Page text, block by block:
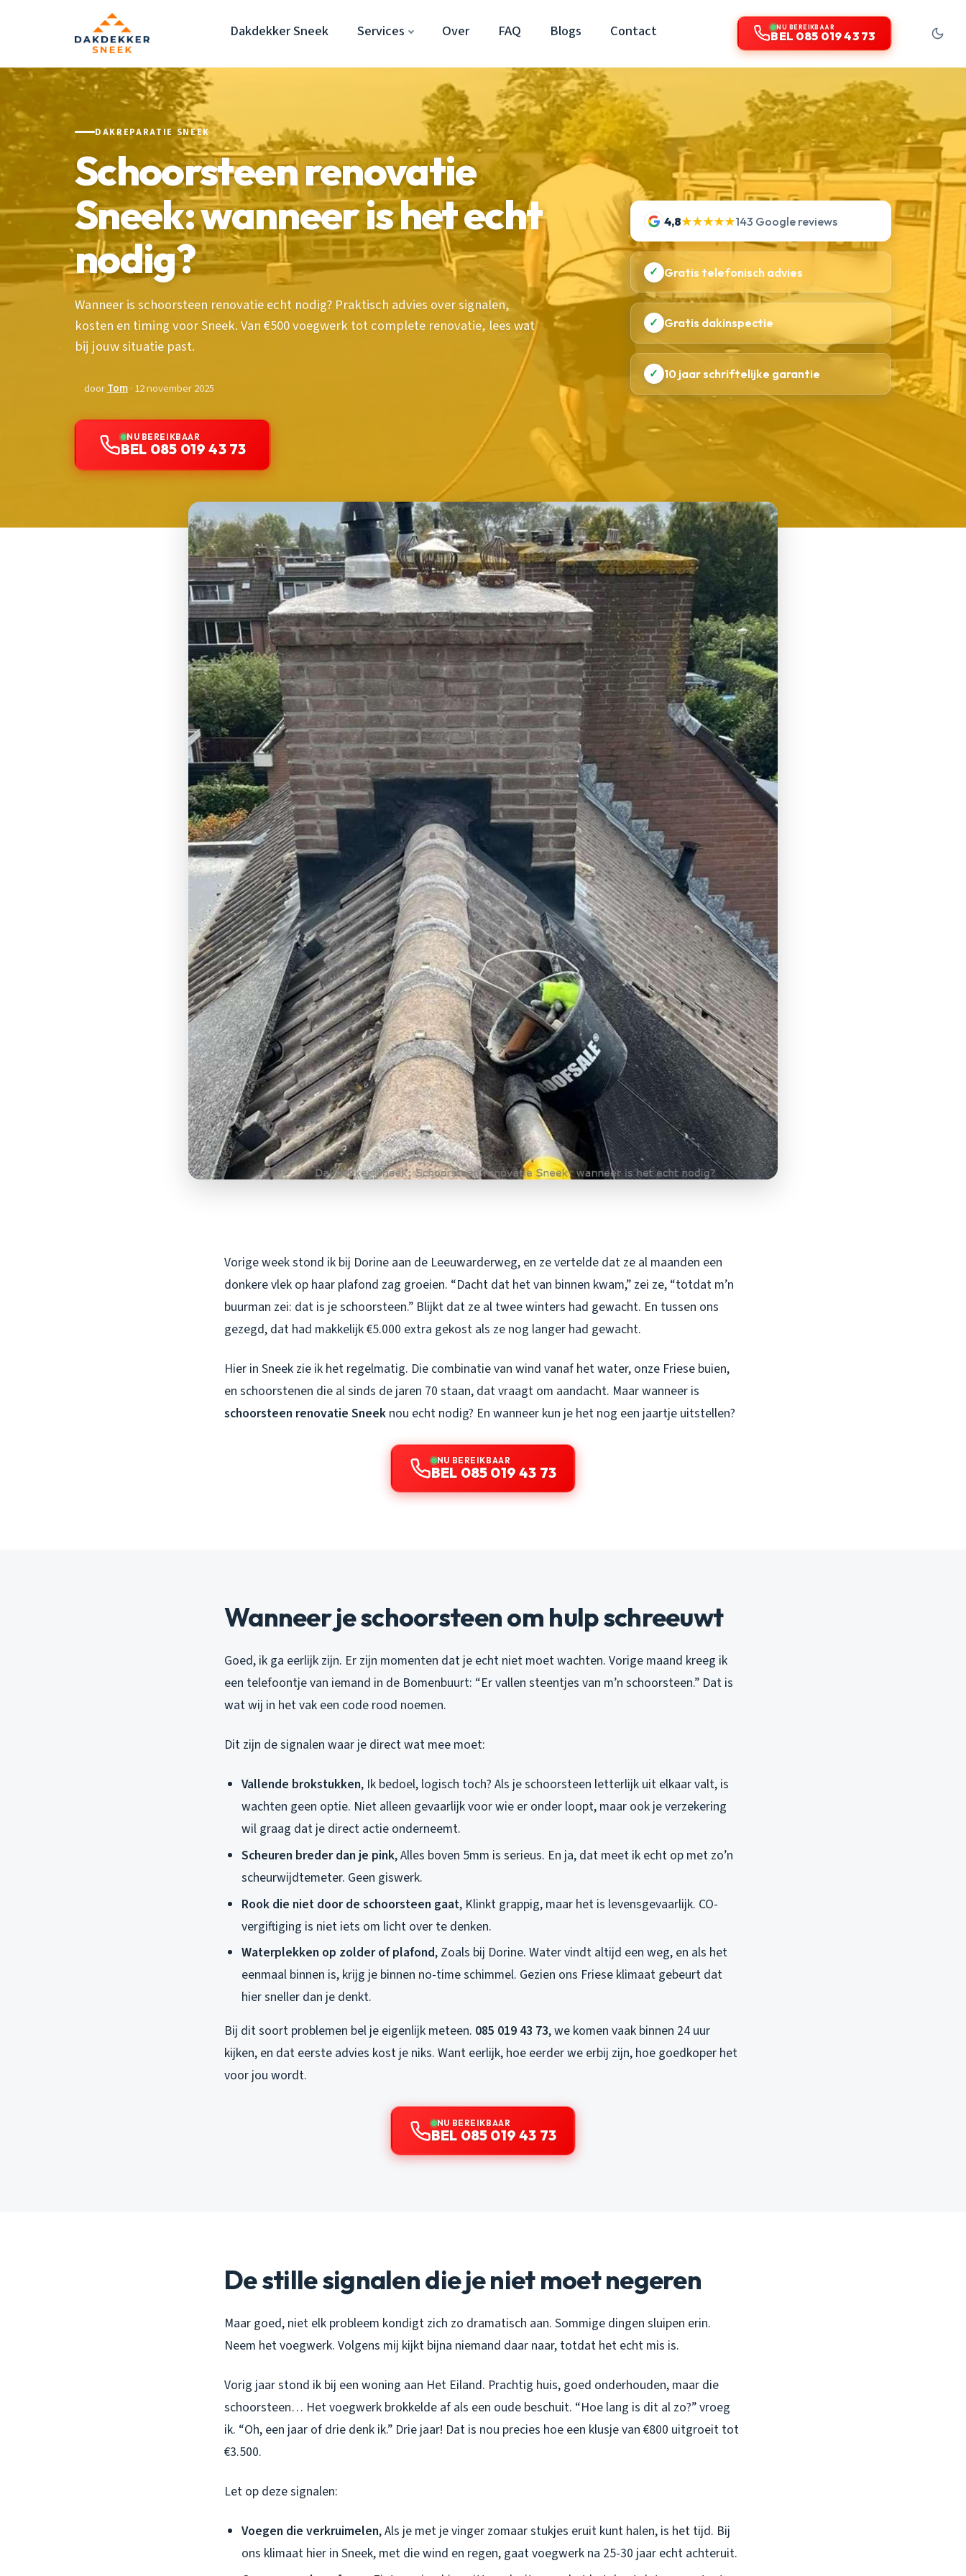
Dakdekker Sneek Services Over FAQ Blogs Contact NU BEREIKBAAR
BEL 085 019 43 73
DAKREPARATIE SNEEK
Schoorsteen renovatie
Sneek: wanneer is het echt
nodig?
Wanneer is schoorsteen renovatie echt nodig? Praktisch advies over signalen,
kosten en timing voor Sneek. Van €500 voegwerk tot complete renovatie, lees wat
bij jouw situatie past.
doorTom· 12 november 2025
NU BEREIKBAAR
BEL 085 019 43 73
4,8★★★★★143 Google reviews
✓ Gratis telefonisch advies
✓ Gratis dakinspectie
✓ 10 jaar schriftelijke garantie
Vorige week stond ik bij Dorine aan de Leeuwarderweg, en ze vertelde dat ze al maanden een
donkere vlek op haar plafond zag groeien. “Dacht dat het van binnen kwam,” zei ze, “totdat m’n
buurman zei: dat is je schoorsteen.” Blijkt dat ze al twee winters had gewacht. En tussen ons
gezegd, dat had makkelijk €5.000 extra gekost als ze nog langer had gewacht.
Hier in Sneek zie ik het regelmatig. Die combinatie van wind vanaf het water, onze Friese buien,
en schoorstenen die al sinds de jaren 70 staan, dat vraagt om aandacht. Maar wanneer is
schoorsteen renovatie Sneek nou echt nodig? En wanneer kun je het nog een jaartje uitstellen?
NU BEREIKBAAR
BEL 085 019 43 73
Wanneer je schoorsteen om hulp schreeuwt
Goed, ik ga eerlijk zijn. Er zijn momenten dat je echt niet moet wachten. Vorige maand kreeg ik
een telefoontje van iemand in de Bomenbuurt: “Er vallen steentjes van m’n schoorsteen.” Dat is
wat wij in het vak een code rood noemen.
Dit zijn de signalen waar je direct wat mee moet:
Vallende brokstukken, Ik bedoel, logisch toch? Als je schoorsteen letterlijk uit elkaar valt, is
wachten geen optie. Niet alleen gevaarlijk voor wie er onder loopt, maar ook je verzekering
wil graag dat je direct actie onderneemt.
Scheuren breder dan je pink, Alles boven 5mm is serieus. En ja, dat meet ik echt op met zo’n
scheurwijdtemeter. Geen giswerk.
Rook die niet door de schoorsteen gaat, Klinkt grappig, maar het is levensgevaarlijk. CO-
vergiftiging is niet iets om licht over te denken.
Waterplekken op zolder of plafond, Zoals bij Dorine. Water vindt altijd een weg, en als het
eenmaal binnen is, krijg je binnen no-time schimmel. Gezien ons Friese klimaat gebeurt dat
hier sneller dan je denkt.
Bij dit soort problemen bel je eigenlijk meteen. 085 019 43 73, we komen vaak binnen 24 uur
kijken, en dat eerste advies kost je niks. Want eerlijk, hoe eerder we erbij zijn, hoe goedkoper het
voor jou wordt.
NU BEREIKBAAR
BEL 085 019 43 73
De stille signalen die je niet moet negeren
Maar goed, niet elk probleem kondigt zich zo dramatisch aan. Sommige dingen sluipen erin.
Neem het voegwerk. Volgens mij kijkt bijna niemand daar naar, totdat het echt mis is.
Vorig jaar stond ik bij een woning aan Het Eiland. Prachtig huis, goed onderhouden, maar die
schoorsteen… Het voegwerk brokkelde af als een oude beschuit. “Hoe lang is dit al zo?” vroeg
ik. “Oh, een jaar of drie denk ik.” Drie jaar! Dat is nou precies hoe een klusje van €800 uitgroeit tot
€3.500.
Let op deze signalen:
Voegen die verkruimelen, Als je met je vinger zomaar stukjes eruit kunt halen, is het tijd. Bij
ons klimaat hier in Sneek, met die wind en regen, gaat voegwerk na 25-30 jaar echt achteruit.